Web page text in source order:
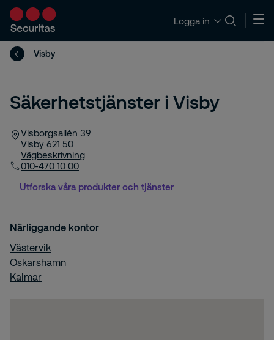
Logga in
Visby
Säkerhetstjänster i Visby
Visborgsallén 39
Visby 621 50
Vägbeskrivning
010-470 10 00
Utforska våra produkter och tjänster
Närliggande kontor
Västervik
Oskarshamn
Kalmar